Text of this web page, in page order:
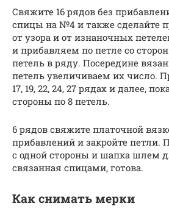
Свяжите 16 рядов без
спицы на №4 и также сделайте
от узора и от изнаночных
и прибавляем по петле со
петель в ряду. Посередине
петель увеличиваем их число.
17, 19, 22, 24, 27 рядах и далее,
стороны по 8 петель.
6 рядов свяжите платочной
прибавлений и закройте петли.
с одной стороны и шапка шлем
связанная спицами, готова.
Как снимать мерки